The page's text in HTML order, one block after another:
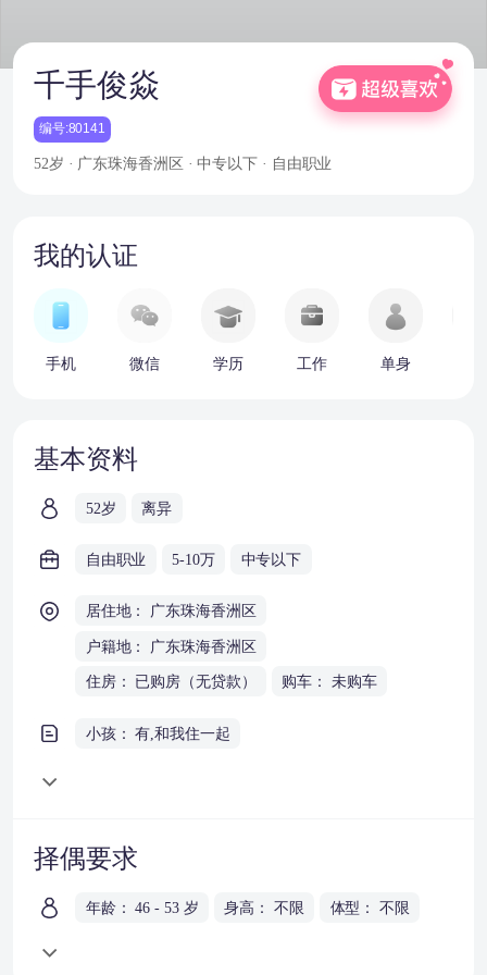
千手俊焱
编号:80141
52岁 · 广东珠海香洲区 · 中专以下 · 自由职业
我的认证
手机 微信 学历 工作 单身
基本资料
52岁 离异
自由职业 5-10万 中专以下
居住地： 广东珠海香洲区
户籍地： 广东珠海香洲区
住房： 已购房（无贷款） 购车： 未购车
小孩： 有,和我住一起
择偶要求
年龄： 46 - 53 岁 身高： 不限 体型： 不限